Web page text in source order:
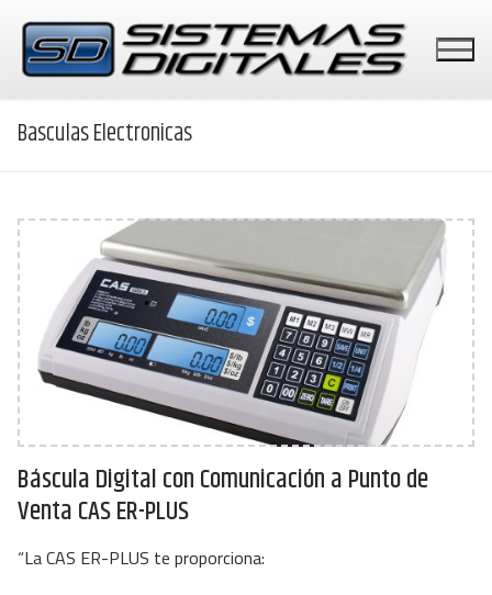
contenido
PERIFERICOS
BASCULAS
PAGOS CON TARJETAS
SOPORTE TÉCNICO
Basculas Electronicas
Báscula Digital con Comunicación a Punto de
Venta CAS ER-PLUS
“La CAS ER-PLUS te proporciona: